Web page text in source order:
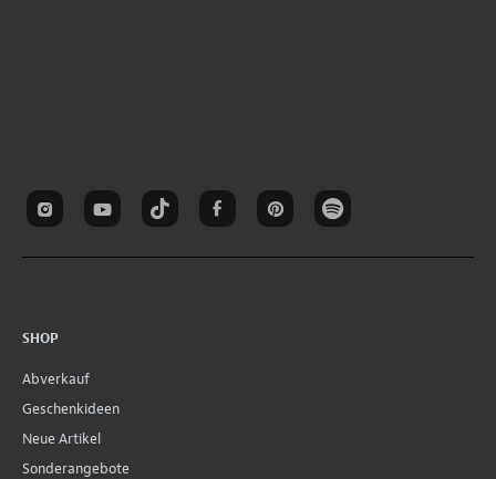
SHOP
Abverkauf
Geschenkideen
Neue Artikel
Sonderangebote